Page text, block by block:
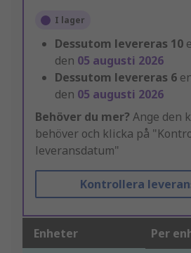
I lager
Dessutom levereras 10
den 05 augusti 2026
Dessutom levereras 6
den 05 augusti 2026
Behöver du mer? Ange den
behöver och klicka på
leveransdatum"
Kontrollera
Enheter Per